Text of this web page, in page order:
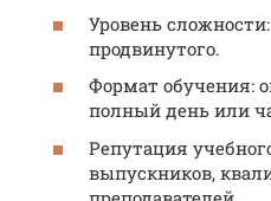
Уровень
продвинутого.
Формат обучения:
полный день или
Репутация
выпускников,